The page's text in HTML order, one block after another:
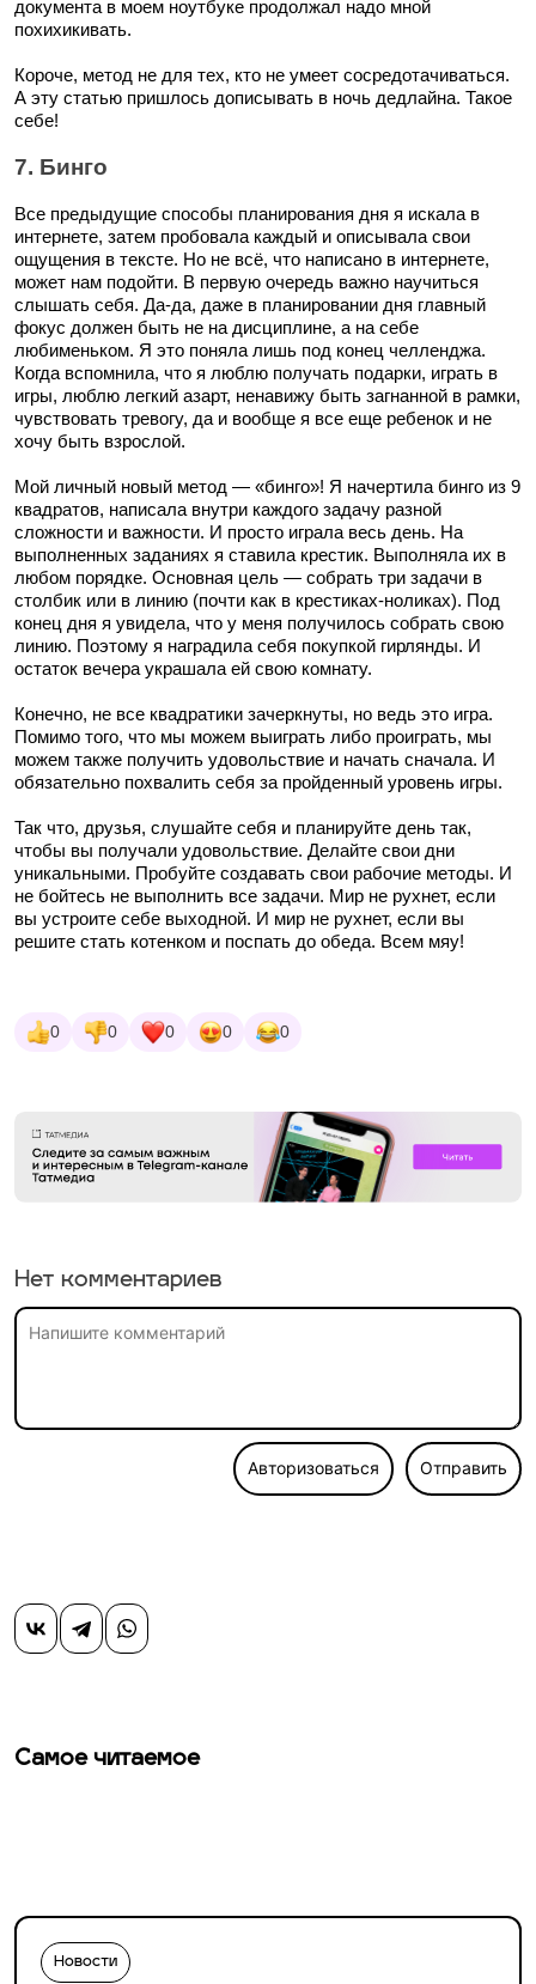
документа в моем ноутбуке продолжал надо мной
похихикивать.
Короче, метод не для тех, кто не умеет сосредотачиваться.
А эту статью пришлось дописывать в ночь дедлайна. Такое
себе!
7. Бинго
Все предыдущие способы планирования дня я искала в
интернете, затем пробовала каждый и описывала свои
ощущения в тексте. Но не всё, что написано в интернете,
может нам подойти. В первую очередь важно научиться
слышать себя. Да-да, даже в планировании дня главный
фокус должен быть не на дисциплине, а на себе
любименьком. Я это поняла лишь под конец челленджа.
Когда вспомнила, что я люблю получать подарки, играть в
игры, люблю легкий азарт, ненавижу быть загнанной в рамки,
чувствовать тревогу, да и вообще я все еще ребенок и не
хочу быть взрослой.
Мой личный новый метод — «бинго»! Я начертила бинго из 9
квадратов, написала внутри каждого задачу разной
сложности и важности. И просто играла весь день. На
выполненных заданиях я ставила крестик. Выполняла их в
любом порядке. Основная цель — собрать три задачи в
столбик или в линию (почти как в крестиках-ноликах). Под
конец дня я увидела, что у меня получилось собрать свою
линию. Поэтому я наградила себя покупкой гирлянды. И
остаток вечера украшала ей свою комнату.
Конечно, не все квадратики зачеркнуты, но ведь это игра.
Помимо того, что мы можем выиграть либо проиграть, мы
можем также получить удовольствие и начать сначала. И
обязательно похвалить себя за пройденный уровень игры.
Так что, друзья, слушайте себя и планируйте день так,
чтобы вы получали удовольствие. Делайте свои дни
уникальными. Пробуйте создавать свои рабочие методы. И
не бойтесь не выполнить все задачи. Мир не рухнет, если
вы устроите себе выходной. И мир не рухнет, если вы
решите стать котенком и поспать до обеда. Всем мяу!
0 0 0 0 0
Нет комментариев
Авторизоваться Отправить
Самое читаемое
Новости